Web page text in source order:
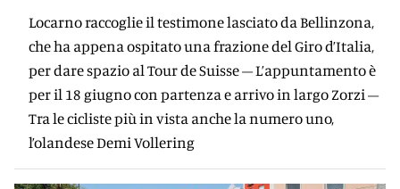
Locarno raccoglie il testimone lasciato da Bellinzona,
che ha appena ospitato una frazione del Giro d’Italia,
per dare spazio al Tour de Suisse – L’appuntamento è
per il 18 giugno con partenza e arrivo in largo Zorzi –
Tra le cicliste più in vista anche la numero uno,
l’olandese Demi Vollering